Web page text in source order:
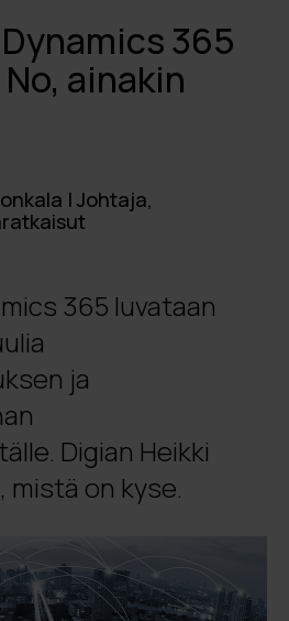
365
ainakin
| Johtaja,
365 luvataan
ja
Digian Heikki
mistä on kyse.